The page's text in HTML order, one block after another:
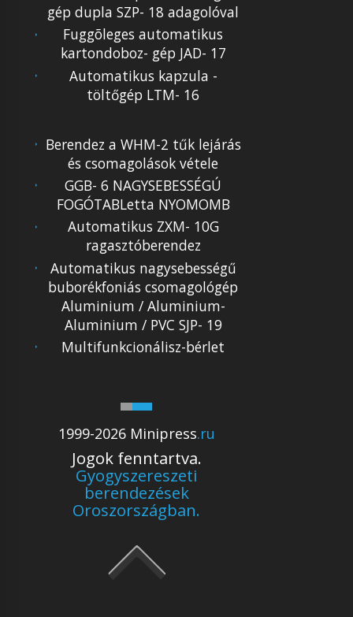
gép dupla SZP- 18 adagolóval
Fuggõleges automatikus
kartondoboz- gép JAD- 17
Automatikus kapzula -
töltőgép LTM- 16
1999-2026 Minipress.ru
Jogok fenntartva.
Gyogyszereszeti
berendezések
Oroszországban.
Berendez a WHM-2 tűk lejárás
és csomagolások vétele
GGB- 6 NAGYSEBESSÉGÚ
FOGÓTABLetta NYOMOMB
Automatikus ZXM- 10G
ragasztóberendez
Automatikus nagysebességű
buborékfoniás csomagológép
Aluminium / Aluminium-
Aluminium / PVC SJP- 19
Multifunkcionálisz-bérlet